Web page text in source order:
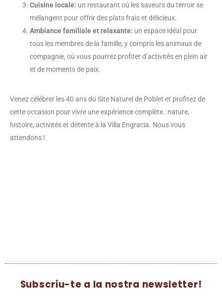
Cuisine locale: un restaurant où les saveurs du terroir se
mélangent pour offrir des plats frais et délicieux.
Ambiance familiale et relaxante: un espace idéal pour
tous les membres de la famille, y compris les animaux de
compagnie, où vous pourrez profiter d’activités en plein air
et de moments de paix.
Venez célébrer les 40 ans du Site Naturel de Poblet et profitez de
cette occasion pour vivre une expérience complète : nature,
histoire, activités et détente à la Villa Engracia. Nous vous
attendons !
Subscriu-te a la nostra newsletter!